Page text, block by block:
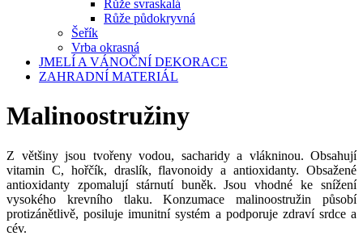
Růže svraskalá
Růže půdokryvná
Šeřík
Vrba okrasná
JMELÍ A VÁNOČNÍ DEKORACE
ZAHRADNÍ MATERIÁL
Malinoostružiny
Z většiny jsou tvořeny vodou, sacharidy a vlákninou. Obsahují
vitamin C, hořčík, draslík, flavonoidy a antioxidanty. Obsažené
antioxidanty zpomalují stárnutí buněk. Jsou vhodné ke snížení
vysokého krevního tlaku. Konzumace malinoostružin působí
protizánětlivě, posiluje imunitní systém a podporuje zdraví srdce a
cév.